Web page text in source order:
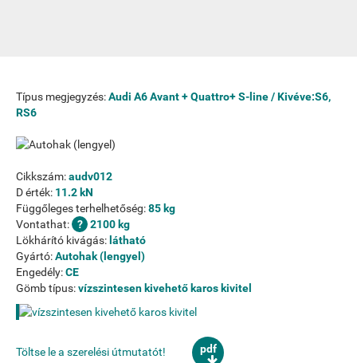
Típus megjegyzés:Audi A6 Avant + Quattro+ S-line / Kivéve:S6,
RS6
Cikkszám:audv012
D érték: 11.2 kN
Függőleges terhelhetőség:85 kg
Vontathat:
2100 kg
Lökhárító kivágás: látható
Gyártó:Autohak (lengyel)
Engedély:CE
Gömb típus:vízszintesen kivehető karos kivitel
Töltse le a szerelési útmutatót! pdf